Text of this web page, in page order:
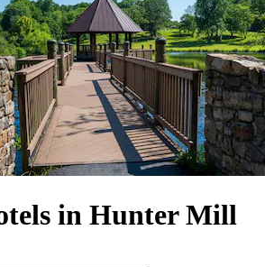
in Hunter Mill